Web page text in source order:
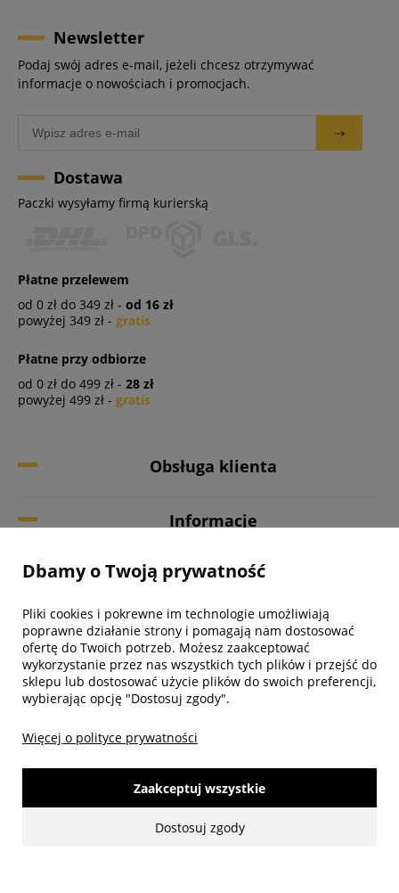
Newsletter
Podaj swój adres e-mail, jeżeli chcesz otrzymywać
informacje o nowościach i promocjach.
Dostawa
Paczki wysyłamy firmą kurierską
Płatne przelewem
od 0 zł do 349 zł - od 16 zł
powyżej 349 zł - gratis
Płatne przy odbiorze
od 0 zł do 499 zł - 28 zł
powyżej 499 zł - gratis
Obsługa klienta
Informacje
Twoje konto
Biuro obsługi klienta
Dbamy o Twoją prywatność
Pliki cookies i pokrewne im technologie umożliwiają
poprawne działanie strony i pomagają nam dostosować
ofertę do Twoich potrzeb. Możesz zaakceptować
wykorzystanie przez nas wszystkich tych plików i przejść do
sklepu lub dostosować użycie plików do swoich preferencji,
wybierając opcję "Dostosuj zgody".
Więcej o polityce prywatności
Dostosuj zgody
Zaakceptuj wszystkie